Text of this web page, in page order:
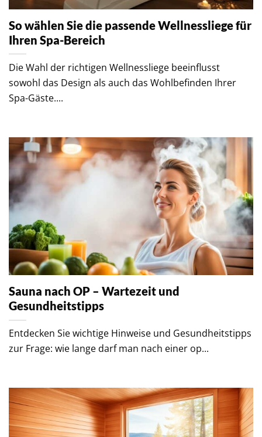
So wählen Sie die passende Wellnessliege für
Ihren Spa-Bereich
Die Wahl der richtigen Wellnessliege beeinflusst
sowohl das Design als auch das Wohlbefinden Ihrer
Spa-Gäste....
Sauna nach OP – Wartezeit und
Gesundheitstipps
Entdecken Sie wichtige Hinweise und Gesundheitstipps
zur Frage: wie lange darf man nach einer op...